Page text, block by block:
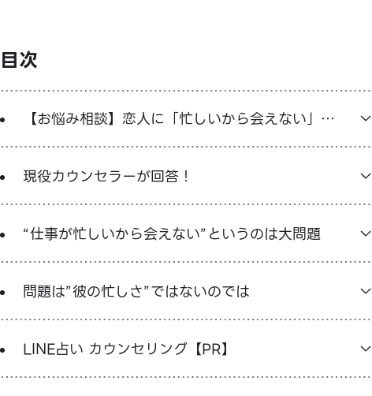
目次
【お悩み相談】恋人に「忙しいから会えない」と
言われた
現役カウンセラーが回答！
“仕事が忙しいから会えない”というのは大問題
問題は”彼の忙しさ”ではないのでは
LINE占い カウンセリング【PR】